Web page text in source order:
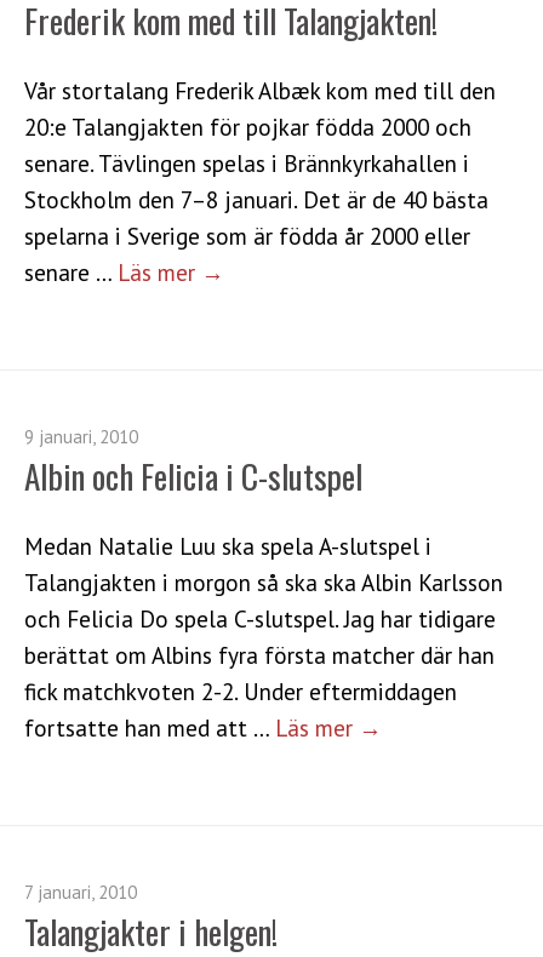
Frederik kom med till Talangjakten!
Vår stortalang Frederik Albæk kom med till den
20:e Talangjakten för pojkar födda 2000 och
senare. Tävlingen spelas i Brännkyrkahallen i
Stockholm den 7–8 januari. Det är de 40 bästa
spelarna i Sverige som är födda år 2000 eller
senare … Läs mer →
9 januari, 2010
Albin och Felicia i C-slutspel
Medan Natalie Luu ska spela A-slutspel i
Talangjakten i morgon så ska ska Albin Karlsson
och Felicia Do spela C-slutspel. Jag har tidigare
berättat om Albins fyra första matcher där han
fick matchkvoten 2-2. Under eftermiddagen
fortsatte han med att … Läs mer →
7 januari, 2010
Talangjakter i helgen!